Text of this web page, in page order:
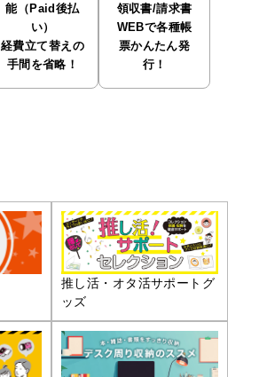
能（Paid後払
い）
経費立て替えの
手間を省略！
領収書/請求書
WEBで各種帳
票かんたん発
行！
推し活・オタ活サポートグ
ッズ